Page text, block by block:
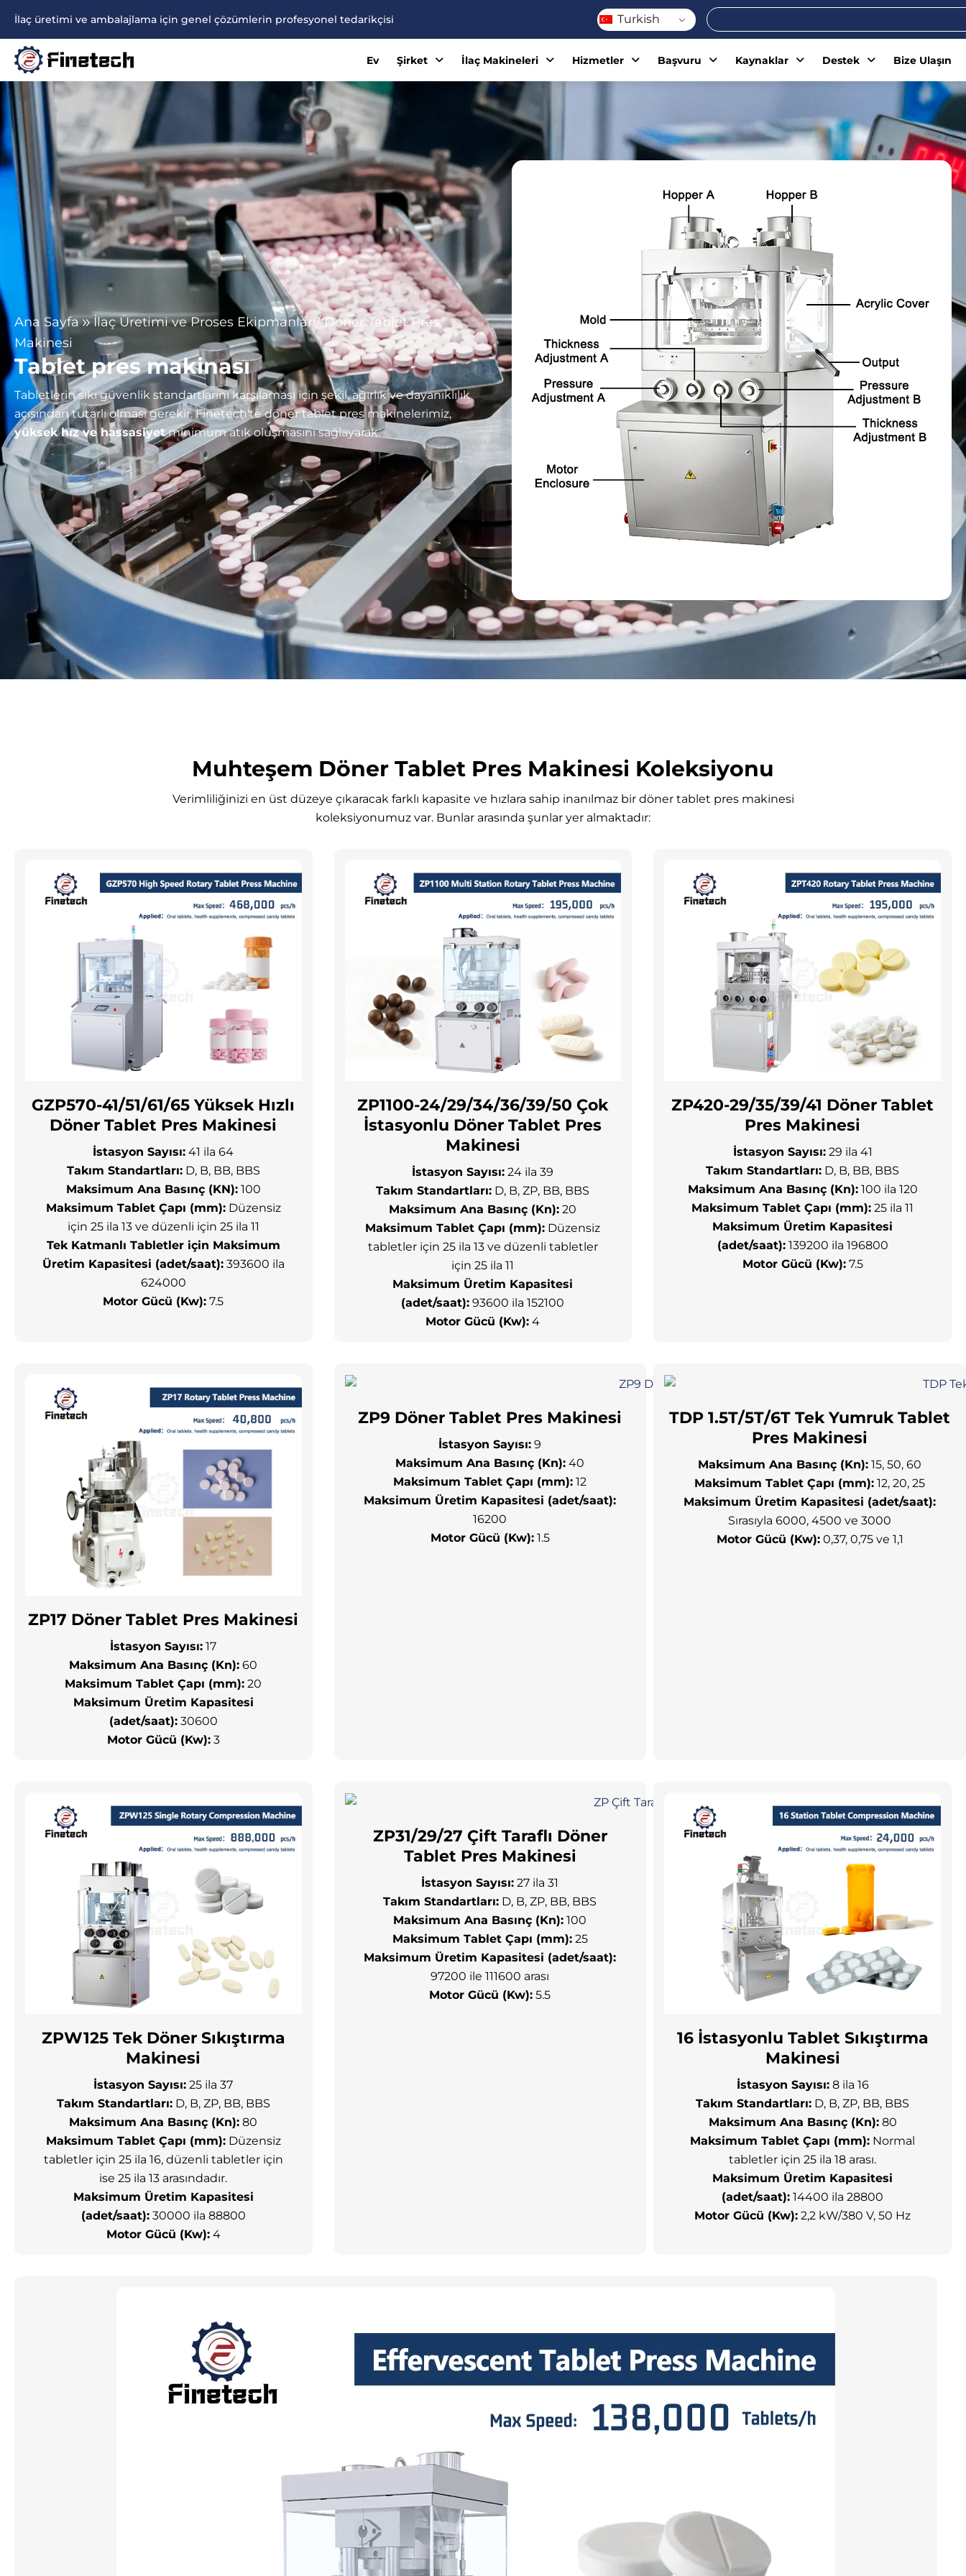
atla
İlaç üretimi ve ambalajlama için genel çözümlerin profesyonel tedarikçisi Turkish Ara
Ev Şirket İlaç Makineleri Hizmetler Başvuru Kaynaklar Destek Bize Ulaşın
Ana Sayfa İlaç Üretimi ve Proses Ekipmanları/ Döner Tablet Pres
Makinesi
Tablet pres makinası
Tabletlerin sıkı güvenlik standartlarını karşılaması için şekil, ağırlık ve dayanıklılık
açısından tutarlı olması gerekir. Finetech'te döner tablet pres makinelerimiz,
yüksek hız ve hassasiyetminimum atık oluşmasını sağlayarak.
Muhteşem Döner Tablet Pres Makinesi Koleksiyonu
Verimliliğinizi en üst düzeye çıkaracak farklı kapasite ve hızlara sahip inanılmaz bir döner tablet pres makinesi
koleksiyonumuz var. Bunlar arasında şunlar yer almaktadır:
GZP570-41/51/61/65 Yüksek Hızlı
Döner Tablet Pres Makinesi
İstasyon Sayısı: 41 ila 64
Takım Standartları:D, B, BB, BBS
Maksimum Ana Basınç (KN):100
Maksimum Tablet Çapı (mm):Düzensiz
için 25 ila 13 ve düzenli için 25 ila 11
Tek Katmanlı Tabletler için Maksimum
Üretim Kapasitesi (adet/saat):393600 ila
624000
Motor Gücü (Kw): 7.5
ZP1100-24/29/34/36/39/50 Çok
İstasyonlu Döner Tablet Pres
Makinesi
İstasyon Sayısı: 24 ila 39
Takım Standartları: D, B, ZP, BB, BBS
Maksimum Ana Basınç (Kn): 20
Maksimum Tablet Çapı (mm): Düzensiz
tabletler için 25 ila 13 ve düzenli tabletler
için 25 ila 11
Maksimum Üretim Kapasitesi
(adet/saat): 93600 ila 152100
Motor Gücü (Kw): 4
ZP420-29/35/39/41 Döner Tablet
Pres Makinesi
İstasyon Sayısı:29 ila 41
Takım Standartları: D, B, BB, BBS
Maksimum Ana Basınç (Kn):100 ila 120
Maksimum Tablet Çapı (mm): 25 ila 11
Maksimum Üretim Kapasitesi
(adet/saat):139200 ila 196800
Motor Gücü (Kw):7.5
ZP17 Döner Tablet Pres Makinesi
İstasyon Sayısı: 17
Maksimum Ana Basınç (Kn): 60
Maksimum Tablet Çapı (mm): 20
Maksimum Üretim Kapasitesi
(adet/saat):30600
Motor Gücü (Kw):3
ZP9 Döner Tablet Pres Makinesi
İstasyon Sayısı: 9
Maksimum Ana Basınç (Kn): 40
Maksimum Tablet Çapı (mm): 12
Maksimum Üretim Kapasitesi (adet/saat):
16200
Motor Gücü (Kw):1.5
TDP 1.5T/5T/6T Tek Yumruk Tablet
Pres Makinesi
Maksimum Ana Basınç (Kn): 15, 50, 60
Maksimum Tablet Çapı (mm): 12, 20, 25
Maksimum Üretim Kapasitesi (adet/saat):
Sırasıyla 6000, 4500 ve 3000
Motor Gücü (Kw):0,37, 0,75 ve 1,1
ZPW125 Tek Döner Sıkıştırma
Makinesi
İstasyon Sayısı: 25 ila 37
Takım Standartları:D, B, ZP, BB, BBS
Maksimum Ana Basınç (Kn): 80
Maksimum Tablet Çapı (mm):Düzensiz
tabletler için 25 ila 16, düzenli tabletler için
ise 25 ila 13 arasındadır.
Maksimum Üretim Kapasitesi
(adet/saat):30000 ila 88800
Motor Gücü (Kw):4
ZP31/29/27 Çift Taraflı Döner
Tablet Pres Makinesi
İstasyon Sayısı: 27 ila 31
Takım Standartları: D, B, ZP, BB, BBS
Maksimum Ana Basınç (Kn): 100
Maksimum Tablet Çapı (mm):25
Maksimum Üretim Kapasitesi (adet/saat):
97200 ile 111600 arası
Motor Gücü (Kw): 5.5
16 İstasyonlu Tablet Sıkıştırma
Makinesi
İstasyon Sayısı:8 ila 16
Takım Standartları: D, B, ZP, BB, BBS
Maksimum Ana Basınç (Kn):80
Maksimum Tablet Çapı (mm): Normal
tabletler için 25 ila 18 arası.
Maksimum Üretim Kapasitesi
(adet/saat): 14400 ila 28800
Motor Gücü (Kw): 2,2 kW/380 V, 50 Hz